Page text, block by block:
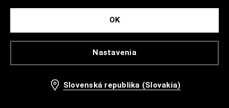
Nastavenia
OK
Slovenská republika (Slovakia)